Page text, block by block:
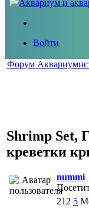
Войти
Форум
Shrimp Set,
креветки
nummi
212 5